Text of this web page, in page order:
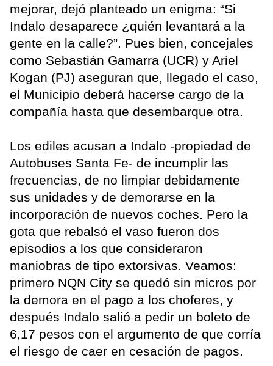
mejorar, dejó planteado un enigma: “Si
Indalo desaparece ¿quién levantará a la
gente en la calle?”. Pues bien, concejales
como Sebastián Gamarra (UCR) y Ariel
Kogan (PJ) aseguran que, llegado el caso,
el Municipio deberá hacerse cargo de la
compañía hasta que desembarque otra.
Los ediles acusan a Indalo -propiedad de
Autobuses Santa Fe- de incumplir las
frecuencias, de no limpiar debidamente
sus unidades y de demorarse en la
incorporación de nuevos coches. Pero la
gota que rebalsó el vaso fueron dos
episodios a los que consideraron
maniobras de tipo extorsivas. Veamos:
primero NQN City se quedó sin micros por
la demora en el pago a los choferes, y
después Indalo salió a pedir un boleto de
6,17 pesos con el argumento de que corría
el riesgo de caer en cesación de pagos.